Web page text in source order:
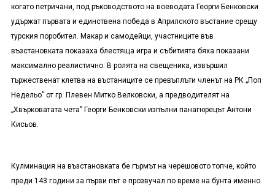
когато петричани, под ръководството на воеводата Георги Бенковски
удържат първата и единствена победа в Априлското въстание срещу
турския поробител. Макар и самодейци, участниците във
възстановката показаха блестяща игра и събитията бяха показани
максимално реалистично. В ролята на свещеника, извършил
тържественат клетва на въстаниците се превъплъти членът на РК „Поп
Недельо” от гр. Плевен Митко Велковски, а предводителят на
„Хвърковатата чета” Георги Бенковски изпълни панагюрецът Антони
Кисьов.
Кулминация на възстановката бе гърмът на черешовото топче, който
преди 143 години за първи път е прозвучал по време на бунта именно